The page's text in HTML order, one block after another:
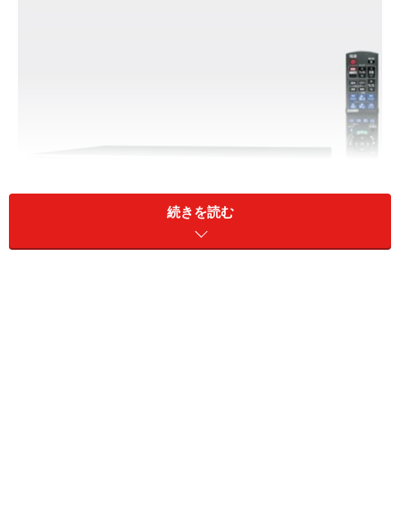
続きを読む